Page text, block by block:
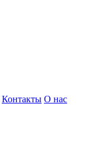
Контакты О нас